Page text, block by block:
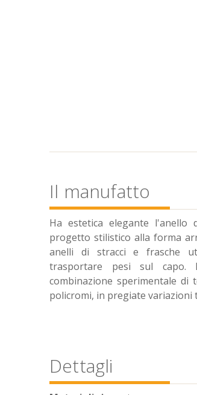
Il manufatto
Ha estetica elegante l'anello
progetto stilistico alla forma
anelli di stracci e frasche
trasportare pesi sul capo.
combinazione sperimentale di
policromi, in pregiate variazioni
Dettagli